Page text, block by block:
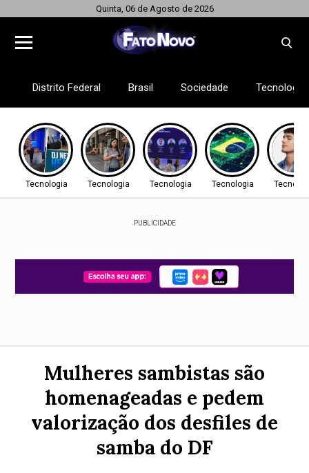
Quinta, 06 de Agosto de 2026
Distrito Federal Brasil Sociedade Tecnologia
Tecnologia Tecnologia Tecnologia Tecnologia
PUBLICIDADE
Mulheres sambistas são
homenageadas e pedem
valorização dos desfiles de
samba do DF